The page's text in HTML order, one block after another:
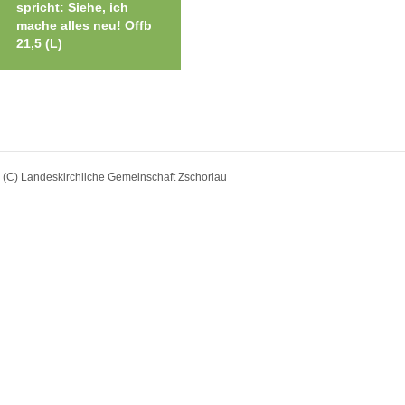
spricht: Siehe, ich
mache alles neu! Offb
21,5 (L)
(C) Landeskirchliche Gemeinschaft Zschorlau